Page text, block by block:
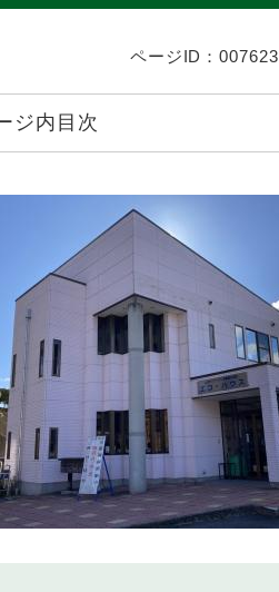
ページID：
ジ内目次